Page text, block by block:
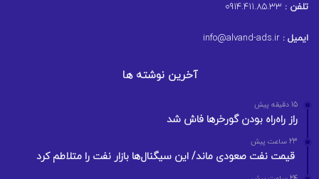
تلفن :
ایمیل :
آخرین نوشته ها
15 دقیقه پیش
راز راه‌راه بودن گورخرها فاش شد
23 ساعت پیش
قیمت نفت صعودی ماند/ این سیگنال‌ها بازار نفت را متلاطم کرد